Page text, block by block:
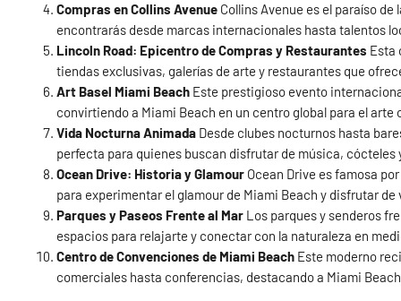
Compras en Collins Avenue Collins Avenue es el paraíso
encontrarás desde marcas internacionales hasta talentos
Lincoln Road: Epicentro de Compras y Restaurantes Esta
tiendas exclusivas, galerías de arte y restaurantes que
Art Basel Miami Beach Este prestigioso evento
convirtiendo a Miami Beach en un centro global para el arte
Vida Nocturna Animada Desde clubes nocturnos hasta
perfecta para quienes buscan disfrutar de música, cócteles
Ocean Drive: Historia y Glamour Ocean Drive es famosa
para experimentar el glamour de Miami Beach y disfrutar
Parques y Paseos Frente al Mar Los parques y senderos
espacios para relajarte y conectar con la naturaleza en
Centro de Convenciones de Miami Beach Este moderno
comerciales hasta conferencias, destacando a Miami